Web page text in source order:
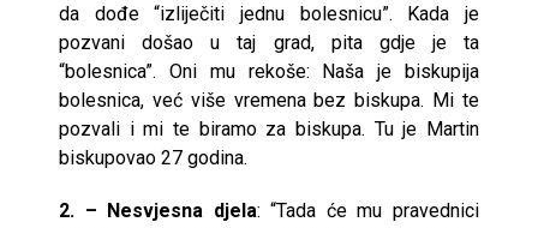
da dođe “izliječiti jednu bolesnicu”. Kada je
pozvani došao u taj grad, pita gdje je ta
“bolesnica”. Oni mu rekoše: Naša je biskupija
bolesnica, već više vremena bez biskupa. Mi te
pozvali i mi te biramo za biskupa. Tu je Martin
biskupovao 27 godina.
2. – Nesvjesna djela: “Tada će mu pravednici